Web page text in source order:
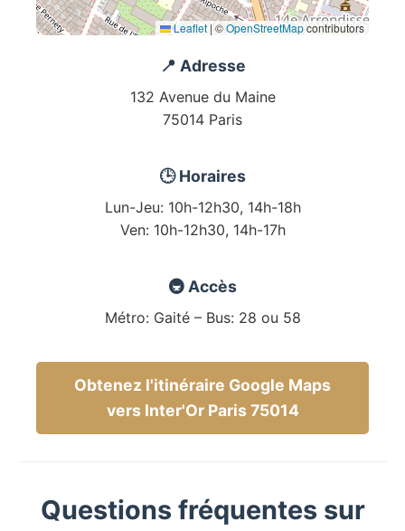
Leaflet | ©OpenStreetMapcontributors
📍 Adresse
132 Avenue du Maine
75014 Paris
🕒 Horaires
Lun-Jeu: 10h-12h30, 14h-18h
Ven: 10h-12h30, 14h-17h
🚇 Accès
Métro: Gaité – Bus: 28 ou 58
Obtenez l'itinéraire Google Maps
vers Inter'Or Paris 75014
Questions fréquentes sur